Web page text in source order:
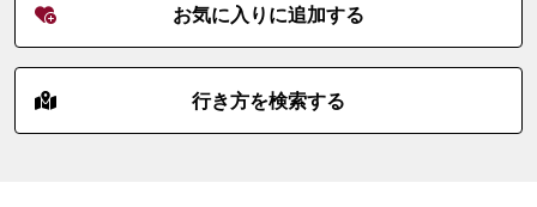
お気に入りに追加する
行き方を検索する